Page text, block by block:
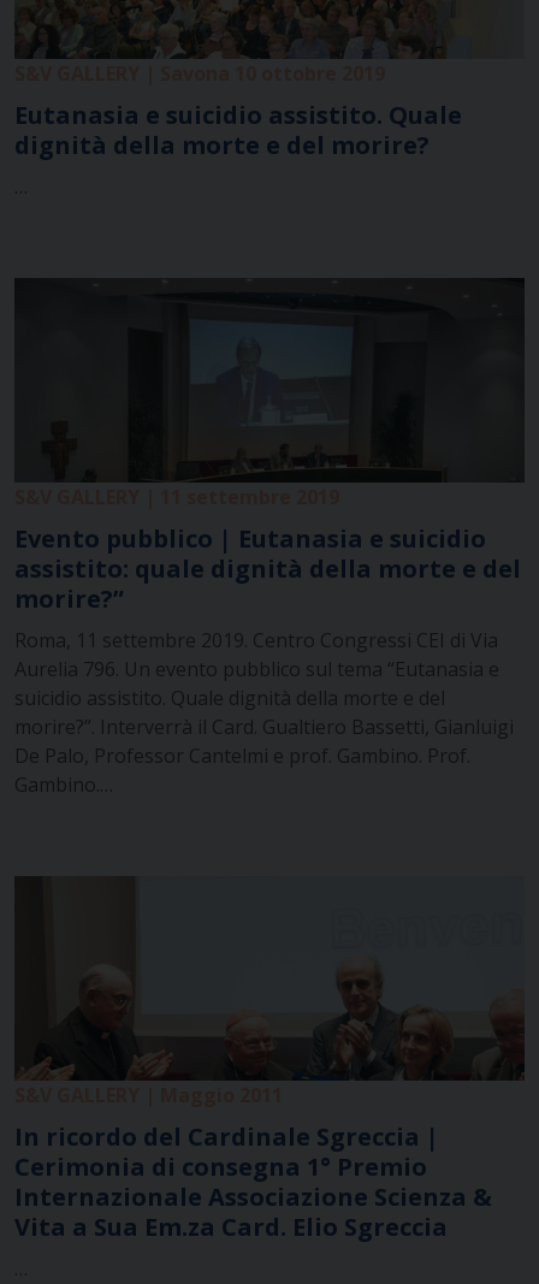
Eutanasia e suicidio assistito. Quale
dignità della morte e del morire?
…
Evento pubblico | Eutanasia e suicidio
assistito: quale dignità della morte e del
morire?”
Roma, 11 settembre 2019. Centro Congressi CEI di Via
Aurelia 796. Un evento pubblico sul tema “Eutanasia e
suicidio assistito. Quale dignità della morte e del
morire?”. Interverrà il Card. Gualtiero Bassetti, Gianluigi
De Palo, Professor Cantelmi e prof. Gambino. Prof.
Gambino.…
In ricordo del Cardinale Sgreccia |
Cerimonia di consegna 1° Premio
Internazionale Associazione Scienza &
Vita a Sua Em.za Card. Elio Sgreccia
…